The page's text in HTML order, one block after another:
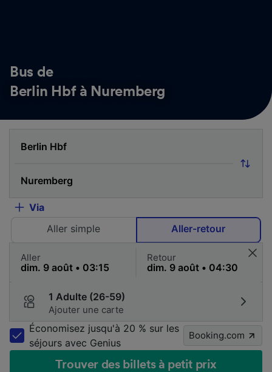
Bus de
Berlin Hbf à Nuremberg
Via
Aller simple
Aller-retour
Aller Retour
1 Adulte (26-59)
Ajouter une carte
Économisez jusqu'à 20 % sur les
séjours avec Genius
Booking.com
Trouver des billets à petit prix